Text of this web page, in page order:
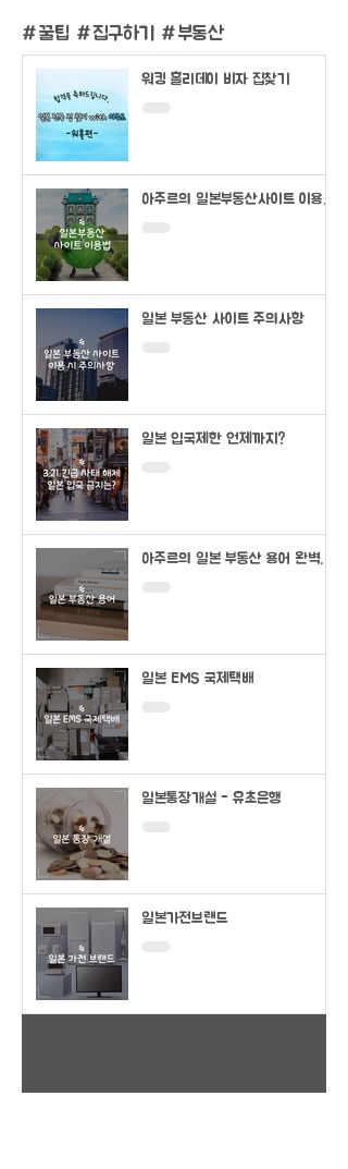
#꿀팁 #집구하기 #부동산
워킹 홀리데이 비자 집찾기
아주르의 일본부동산사이트 이용법
일본 부동산 사이트 주의사항
일본 입국제한 언제까지?
아주르의 일본 부동산 용어 완벽정
일본 EMS 국제택배
일본통장개설 - 유초은행
일본가전브랜드